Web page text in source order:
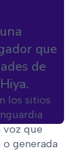
que
de
los sitios
voz que
generada